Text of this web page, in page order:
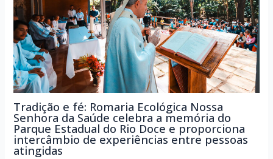
Tradição e fé: Romaria Ecológica Nossa
Senhora da Saúde celebra a memória do
Parque Estadual do Rio Doce e proporciona
intercâmbio de experiências entre pessoas
atingidas